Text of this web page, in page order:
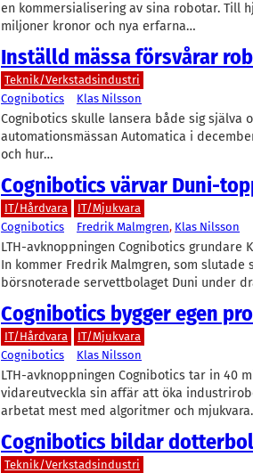
en kommersialisering av sina robotar. Till
miljoner kronor och nya erfarna…
Inställd mässa försvårar
Teknik/Verkstadsindustri
Cognibotics
Klas Nilsson
Cognibotics skulle lansera både sig själva
automationsmässan Automatica i
och hur…
Cognibotics värvar Duni-
IT/Hårdvara IT/Mjukvara
Cognibotics
Fredrik Malmgren, Klas Nilsson
LTH-avknoppningen Cognibotics grundare
In kommer Fredrik Malmgren, som
börsnoterade servettbolaget Duni under
Cognibotics bygger egen
IT/Hårdvara IT/Mjukvara
Cognibotics
Klas Nilsson
LTH-avknoppningen Cognibotics tar in 40
vidareutveckla sin affär att öka
arbetat mest med algoritmer och
Cognibotics bildar
Teknik/Verkstadsindustri